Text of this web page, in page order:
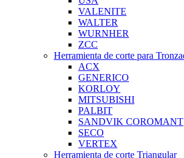
VALENITE
WALTER
WURNHER
ZCC
Herramienta de corte para
ACX
GENERICO
KORLOY
MITSUBISHI
PALBIT
SANDVIK COROMANT
SECO
VERTEX
Herramienta de corte Triangular